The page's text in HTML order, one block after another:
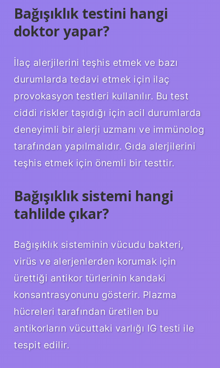
Bağışıklık testini hangi
doktor yapar?
İlaç alerjilerini teşhis etmek ve bazı
durumlarda tedavi etmek için ilaç
provokasyon testleri kullanılır. Bu test
ciddi riskler taşıdığı için acil durumlarda
deneyimli bir alerji uzmanı ve immünolog
tarafından yapılmalıdır. Gıda alerjilerini
teşhis etmek için önemli bir testtir.
Bağışıklık sistemi hangi
tahlilde çıkar?
Bağışıklık sisteminin vücudu bakteri,
virüs ve alerjenlerden korumak için
ürettiği antikor türlerinin kandaki
konsantrasyonunu gösterir. Plazma
hücreleri tarafından üretilen bu
antikorların vücuttaki varlığı IG testi ile
tespit edilir.